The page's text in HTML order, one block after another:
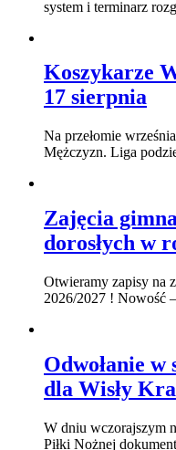
system i terminarz
Koszykarze
17 sierpnia
Na przełomie
Mężczyzn. Liga
Zajęcia
dorosłych w
Otwieramy zapisy na
2026/2027 ! Nowość
Odwołanie
dla Wisły
W dniu wczorajszym
Piłki Nożnej